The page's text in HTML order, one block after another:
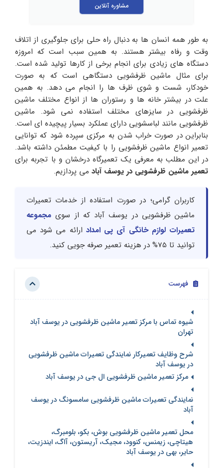
مشاوره آنلاین
به طور همه انسان ها به دنبال راه حلی برای جلوگیری از اتلاف
وقت و رفاه بیشتر هستند. به همین سبب است که امروزه
دستگاه های زیادی برای انجام برخی از کارها تولید شده است.
برای مثال ماشین ظرفشویی دستگاهی است که به صورت
خودکار، شست و شوی ظرف ها را انجام می دهد. به همین
علت در بیشتر خانه ها و رستوران ها از انواع مختلف ماشین
ظرفشویی در سایزهای مختلف استفاده نمی شود. ماشین
ظرفشویی مانند لباسشویی دارای عملکرد بسیار پیچیده ای است.
بنابراین در صورت خراب شدن به مرکزی سپرده شود که توانایی
تعمیر انواع ماشین ظرفشویی را با کیفیت مطمئن داشته باشد.
در این مطلب به معرفی یک تعمیرگاه درخشان و با تجربه برای
تعمیر ماشین ظرفشویی در یوسف آباد می پردازیم.
کاربران گرامی؛ در صورت استفاده از خدمات تعمیرات
ماشین ظرفشویی در یوسف آباد که از سوی مجموعه
تعمیرات لوازم خانگی آی پی امداد ارائه می شود می
توانید تا 75% در هزینه تعمیر صرفه جویی کنید.
فهرست
شیوه تماس با مرکز تعمیر ماشین ظرفشویی در یوسف آباد
تهران
شرح وظایف تعمیرکار نمایندگی تعمیرات ماشین ظرفشویی
در یوسف آباد
مرکز تعمیر ماشین ظرفشویی ال جی در یوسف آباد
نمایندگی تعمیرات ماشین ظرفشویی سامسونگ در یوسف
آباد
محل تعمیر ماشین ظرفشویی بوش، بکو، بلومبرگ،
هیتاچی، زیمنس، کنوود، مجیک، آریستون، آاگ، ایندزیت،
حایر، بهی در یوسف آباد